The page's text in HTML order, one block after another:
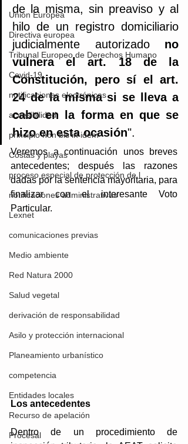
Unión Europea
Directiva europea
Tribunal Europeo de Derechos Humano
Covid-19
notificaciones electrónicas
accesibilidad
principio non bis in idem
Costas y playas
proceso especial de protección de l
notificaciones administrativas
Lexnet
comunicaciones previas
Medio ambiente
Red Natura 2000
Salud vegetal
derivación de responsabilidad
Asilo y protección internacional
Planeamiento urbanístico
competencia
Entidades locales
Recurso de apelación
Procesal
de la misma, sin preaviso y al
hilo de un registro domiciliario
judicialmente autorizado no
vulnera el art. 18 de la
Constitución, pero sí el art.
24 de la misma si se lleva a
cabo en la forma en que se
hizo en esta ocasión".
Veremos a continuación unos breves
antecedentes; después las razones
dadas por la sentencia mayoritaria, para
finalizar con el interesante Voto
Particular.
Los antecedentes
Dentro de un procedimiento de